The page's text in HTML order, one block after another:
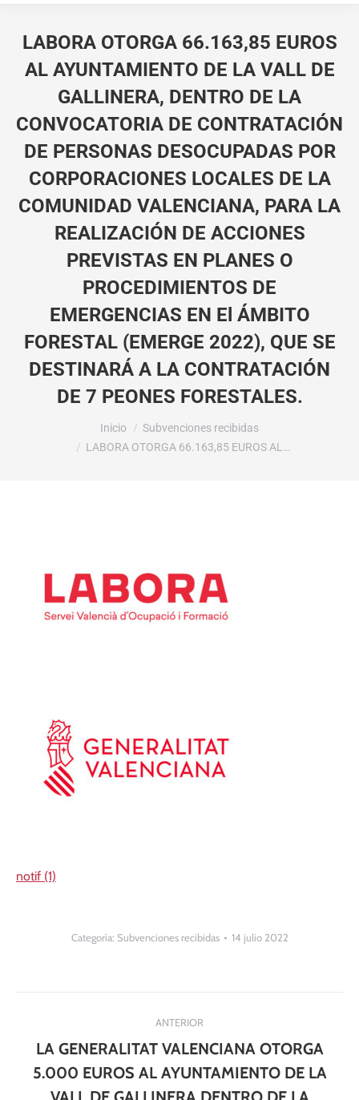
LABORA OTORGA 66.163,85 EUROS
AL AYUNTAMIENTO DE LA VALL DE
GALLINERA, DENTRO DE LA
CONVOCATORIA DE CONTRATACIÓN
DE PERSONAS DESOCUPADAS POR
CORPORACIONES LOCALES DE LA
COMUNIDAD VALENCIANA, PARA LA
REALIZACIÓN DE ACCIONES
PREVISTAS EN PLANES O
PROCEDIMIENTOS DE
EMERGENCIAS EN El ÁMBITO
FORESTAL (EMERGE 2022), QUE SE
DESTINARÁ A LA CONTRATACIÓN
DE 7 PEONES FORESTALES.
Inicio
Subvenciones recibidas
LABORA OTORGA 66.163,85 EUROS AL…
notif (1)
Categoría: Subvenciones recibidas 14 julio 2022
entre
publicaciones
ANTERIOR
LA GENERALITAT VALENCIANA OTORGA
5.000 EUROS AL AYUNTAMIENTO DE LA